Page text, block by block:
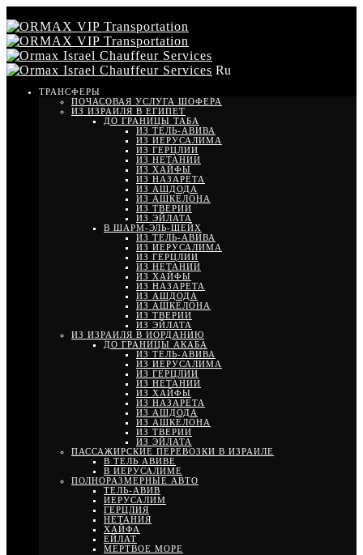
Ru
ТРАНСФЕРЫ
ПОЧАСОВАЯ УСЛУГА ШОФЕРА
ИЗ ИЗРАИЛЯ В ЕГИПЕТ
ДО ГРАНИЦЫ ТАБА
ИЗ ТЕЛЬ-АВИВА
ИЗ ИЕРУСАЛИМА
ИЗ ГЕРЦЛИИ
ИЗ НЕТАНИИ
ИЗ ХАЙФЫ
ИЗ НАЗАРЕТА
ИЗ АШДОДА
ИЗ АШКЕЛОНА
ИЗ ТВЕРИИ
ИЗ ЭЙЛАТА
В ШАРМ-ЭЛЬ-ШЕЙХ
ИЗ ТЕЛЬ-АВИВА
ИЗ ИЕРУСАЛИМА
ИЗ ГЕРЦЛИИ
ИЗ НЕТАНИИ
ИЗ ХАЙФЫ
ИЗ НАЗАРЕТА
ИЗ АШДОДА
ИЗ АШКЕЛОНА
ИЗ ТВЕРИИ
ИЗ ЭЙЛАТА
ИЗ ИЗРАИЛЯ В ИОРДАНИЮ
ДО ГРАНИЦЫ АКАБА
ИЗ ТЕЛЬ-АВИВА
ИЗ ИЕРУСАЛИМА
ИЗ ГЕРЦЛИИ
ИЗ НЕТАНИИ
ИЗ ХАЙФЫ
ИЗ НАЗАРЕТА
ИЗ АШДОДА
ИЗ АШКЕЛОНА
ИЗ ТВЕРИИ
ИЗ ЭЙЛАТА
ПАССАЖИРСКИЕ ПЕРЕВОЗКИ В ИЗРАИЛЕ
В ТЕЛЬ АВИВЕ
В ИЕРУСАЛИМЕ
ПОЛНОРАЗМЕРНЫЕ АВТО
ТЕЛЬ-АВИВ
ИЕРУСАЛИМ
ГЕРЦЛИЯ
НЕТАНИЯ
ХАЙФА
ЕЙЛАТ
МЕРТВОЕ МОРЕ